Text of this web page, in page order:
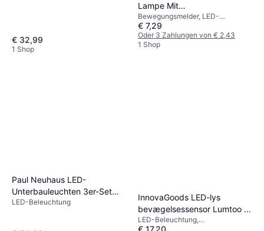
€ 32,99
1 Shop
Lampe Mit
Bewegungsmelder Schrank
Treppen Nachtlicht 0,2 kg
Garderobenbeleuchtung
Bewegungsmelder, LED-
Beleuchtung
€ 7,29
Oder 3 Zahlungen von € 2,43
1 Shop
Paul Neuhaus LED-
Unterbauleuchten 3er-Set
Helena
LED-Beleuchtung
InnovaGoods LED-lys
bevægelsessensor Lumtoo 2
Garderobenbeleuchtung
LED-Beleuchtung,
Batteriebetrieben,